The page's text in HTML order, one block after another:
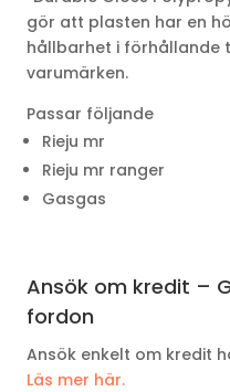
gör att plasten har en
hållbarhet i förhållande
varumärken.
Passar följande
Rieju mr
Rieju mr ranger
Gasgas
Ansök om kredit –
fordon
Ansök enkelt om kredit
Läs mer här.